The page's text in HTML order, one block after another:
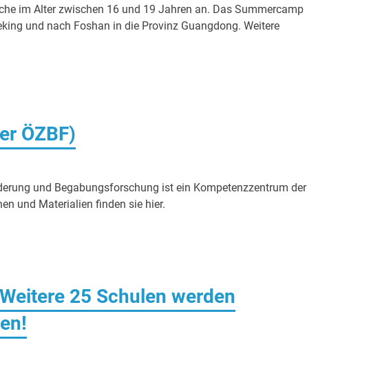
im Alter zwischen 16 und 19 Jahren an. Das Summercamp
und nach Foshan in die Provinz Guangdong. Weitere
ÖZBF)
und Begabungsforschung ist ein Kompetenzzentrum der
und Materialien finden sie hier.
25 Schulen werden